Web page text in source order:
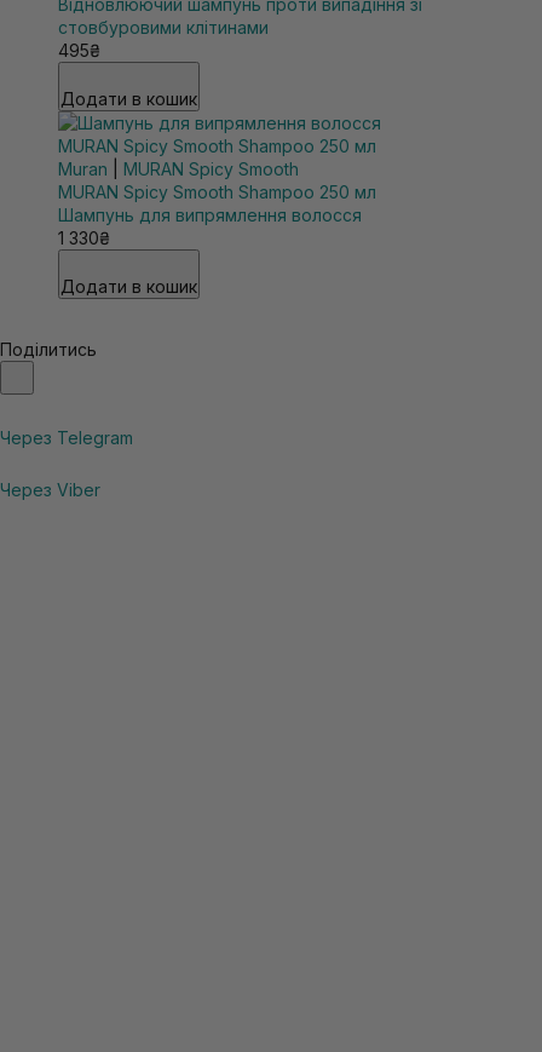
Відновлюючий шампунь проти випадіння зі
стовбуровими клітинами
495₴
Додати в кошик
Muran
MURAN Spicy Smooth
MURAN Spicy Smooth Shampoo 250 мл
Шампунь для випрямлення волосся
1 330₴
Додати в кошик
Поділитись
Через Telegram
Через Viber